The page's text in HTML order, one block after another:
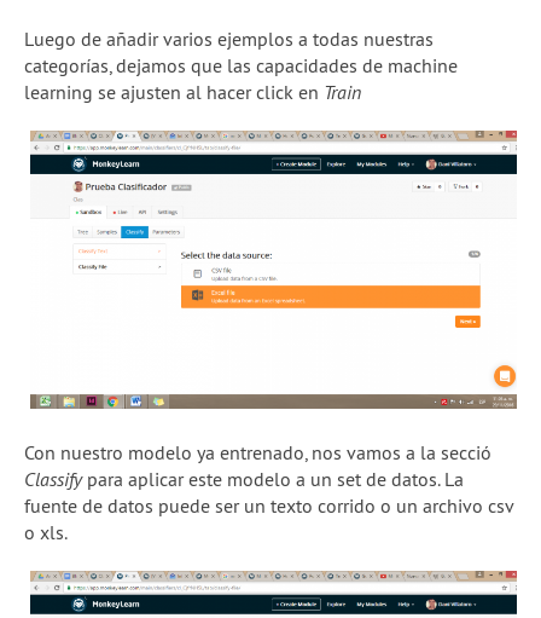
Luego de añadir varios ejemplos a todas nuestras
categorías, dejamos que las capacidades de machine
learning se ajusten al hacer click en Train
Con nuestro modelo ya entrenado, nos vamos a la secció
Classifypara aplicar este modelo a un set de datos. La
fuente de datos puede ser un texto corrido o un archivo csv
o xls.